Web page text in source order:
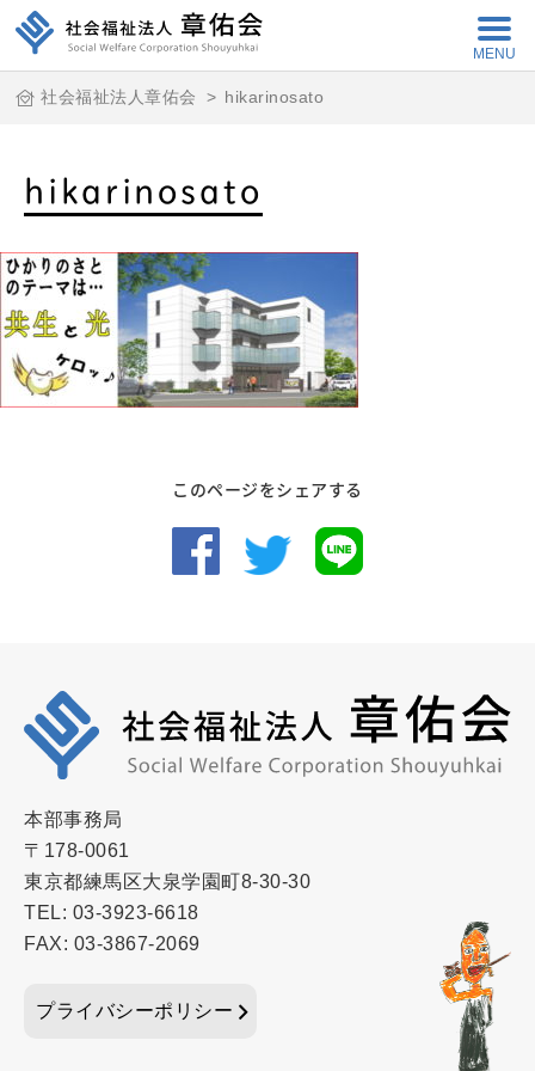
MENU
社会福祉法人章佑会 > hikarinosato
hikarinosato
このページをシェアする
本部事務局
〒178-0061
東京都練馬区大泉学園町8-30-30
TEL: 03-3923-6618
FAX: 03-3867-2069
プライバシーポリシー